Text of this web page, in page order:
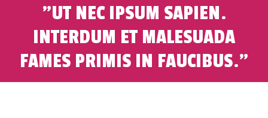
UT NEC IPSUM SAPIEN.
INTERDUM ET MALESUADA
FAMES PRIMIS IN FAUCIBUS.